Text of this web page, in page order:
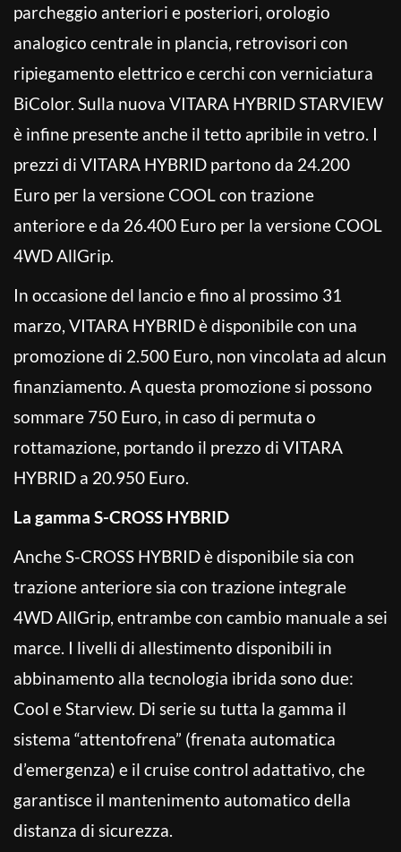
parcheggio anteriori e posteriori, orologio
analogico centrale in plancia, retrovisori con
ripiegamento elettrico e cerchi con verniciatura
BiColor. Sulla nuova VITARA HYBRID STARVIEW
è infine presente anche il tetto apribile in vetro. I
prezzi di VITARA HYBRID partono da 24.200
Euro per la versione COOL con trazione
anteriore e da 26.400 Euro per la versione COOL
4WD AllGrip.
In occasione del lancio e fino al prossimo 31
marzo, VITARA HYBRID è disponibile con una
promozione di 2.500 Euro, non vincolata ad alcun
finanziamento. A questa promozione si possono
sommare 750 Euro, in caso di permuta o
rottamazione, portando il prezzo di VITARA
HYBRID a 20.950 Euro.
La gamma S-CROSS HYBRID
Anche S-CROSS HYBRID è disponibile sia con
trazione anteriore sia con trazione integrale
4WD AllGrip, entrambe con cambio manuale a sei
marce. I livelli di allestimento disponibili in
abbinamento alla tecnologia ibrida sono due:
Cool e Starview. Di serie su tutta la gamma il
sistema “attentofrena” (frenata automatica
d’emergenza) e il cruise control adattativo, che
garantisce il mantenimento automatico della
distanza di sicurezza.